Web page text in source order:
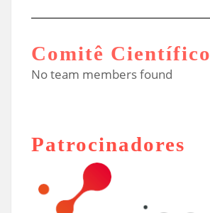
Comitê Científico
No team members found
Patrocinadores